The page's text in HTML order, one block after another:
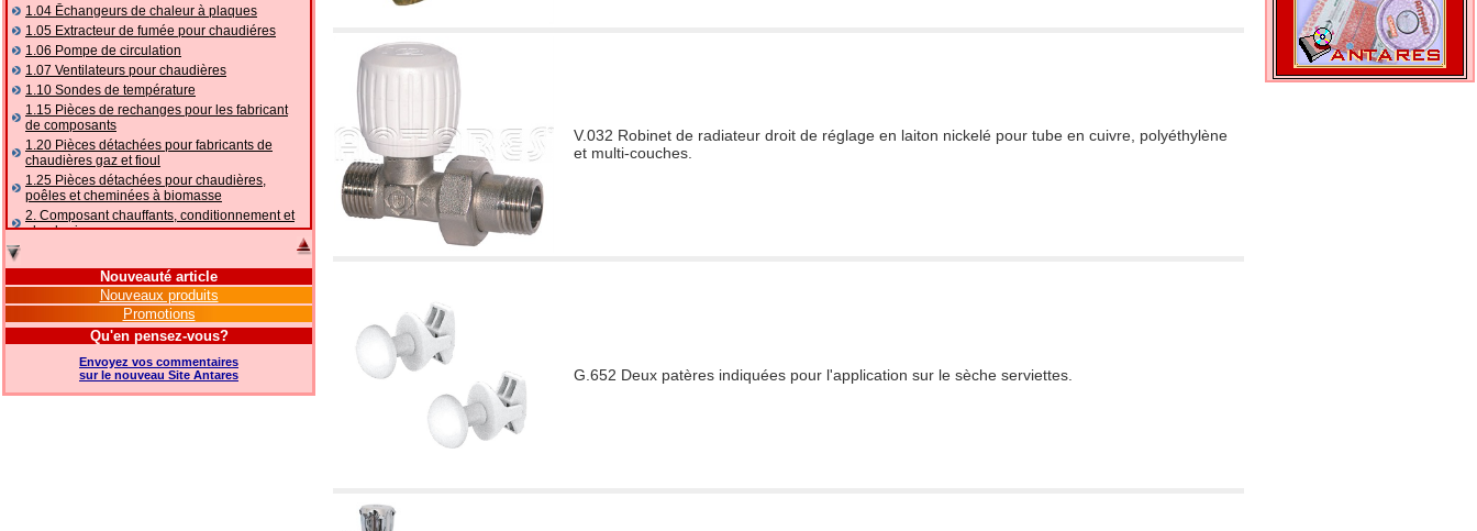
1.04 Ēchangeurs de chaleur à plaques
1.05 Extracteur de fumée pour chaudiéres
1.06 Pompe de circulation
1.07 Ventilateurs pour chaudières
1.10 Sondes de température
1.15 Pièces de rechanges pour les fabricant
de composants
1.20 Pièces détachées pour fabricants de
chaudières gaz et fioul
1.25 Pièces détachées pour chaudières,
poêles et cheminées à biomasse
2. Composant chauffants, conditionnement et
plomberie
accessoires et complémentaires
2.05 POMPES À CHALEUR : vannes et
accessoires
2.10 Thermorégulation des systèmes
2.15 Conditionnement: vannes et composants
accessoires et complémentaires
2.16 Gaz: composants de tuyauterie,
accessoires et complémentaires
Nouveauté article
Nouveaux produits
Promotions
Qu'en pensez-vous?
Envoyez vos commentaires
sur le nouveau Site Antares
V.032 Robinet de radiateur droit de réglage en laiton nickelé pour tube en cuivre, polyéthylène
et multi-couches.
G.652 Deux patères indiquées pour l'application sur le sèche serviettes.